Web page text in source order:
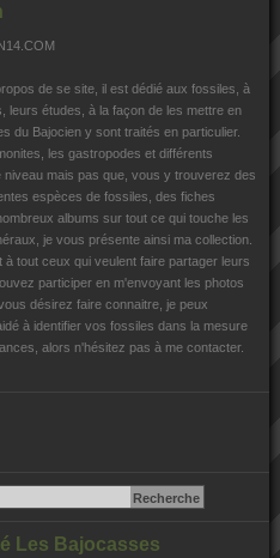
de se site, il est dédié aux fossiles, à
leurs études, à la façon de les mettre en
du Bajocien y sont traités en particulier.
les gastropodes et différents
niveau mais pas que, vous y trouverez des
espèces de fossiles, des fiches
albums sur tout ce qui touche les
je vous présente ainsi ma collection.
à tout ceux qui veulent faire partager leurs
participer en m'envoyant les photos
désirez faire connaitre, je peux
à identifier vos fossiles dans la mesure
alors n'hésitez pas à me contacter.
Les Bajocasses